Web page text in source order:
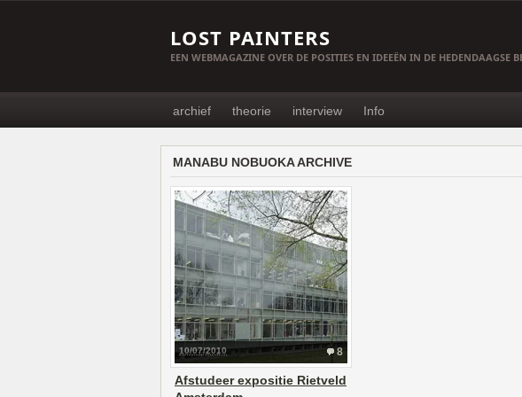
LOST PAINTERS
EEN WEBMAGAZINE OVER DE POSITIES EN IDEEËN IN DE HEDENDAAGSE
archief theorie interview Info
MANABU NOBUOKA ARCHIVE
8
10/07/2010
Afstudeer expositie Rietveld